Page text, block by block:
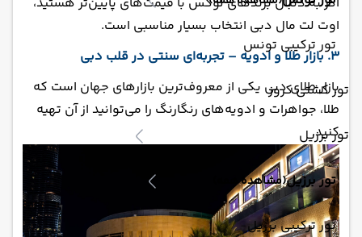
تور ترکیبی تونس
تور کشتی کروز
تور برزیل
تور برزیل(مشاهده همه)
تور ترکیبی برزیل
اوت لت مال دبی انتخاب بسیار مناسبی است.
3. بازار طلا و ادویه – تجربه‌ای سنتی در قلب دبی
بازار طلای دبی یکی از معروف‌ترین بازارهای جهان است که
طلا، جواهرات و ادویه‌های رنگارنگ را می‌توانید از آن تهیه
کنید.